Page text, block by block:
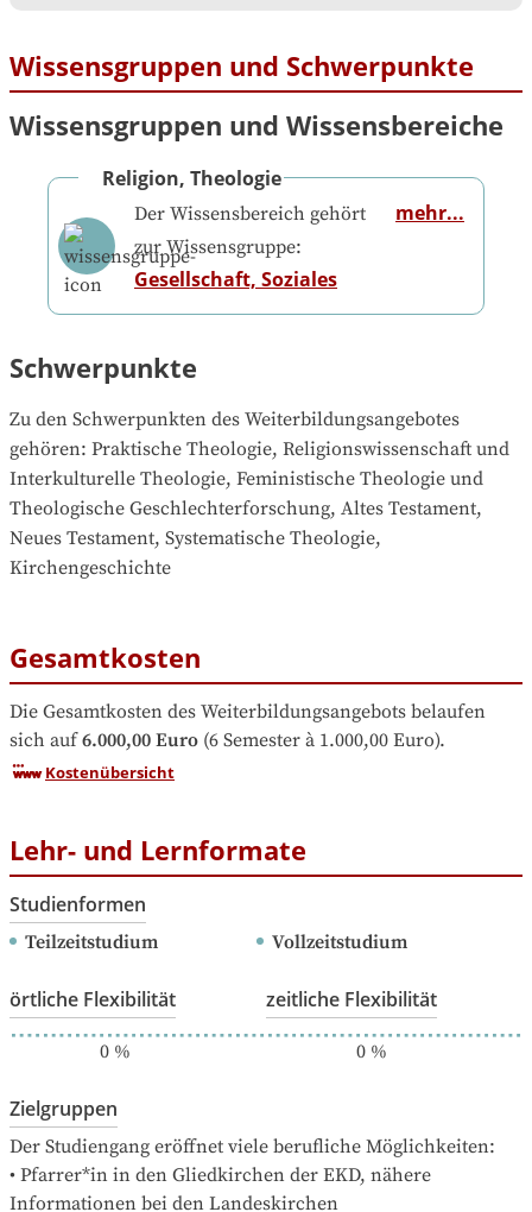
Wissensgruppen und Schwerpunkte
Wissensgruppen und Wissensbereiche
Religion, Theologie
Der Wissensbereich gehört
zur Wissensgruppe:
Gesellschaft, Soziales
mehr...
Schwerpunkte
Zu den Schwerpunkten des Weiterbildungsangebotes
gehören: Praktische Theologie, Religionswissenschaft und
Interkulturelle Theologie, Feministische Theologie und
Theologische Geschlechterforschung, Altes Testament,
Neues Testament, Systematische Theologie,
Kirchengeschichte
Gesamtkosten
Die Gesamtkosten des Weiterbildungsangebots belaufen
sich auf 6.000,00 Euro (6 Semester à 1.000,00 Euro).
Kostenübersicht
Lehr- und Lernformate
Studienformen
Teilzeitstudium Vollzeitstudium
örtliche Flexibilität
0%
zeitliche Flexibilität
0%
Zielgruppen
Der Studiengang eröffnet viele berufliche Möglichkeiten:
• Pfarrer*in in den Gliedkirchen der EKD, nähere
Informationen bei den Landeskirchen